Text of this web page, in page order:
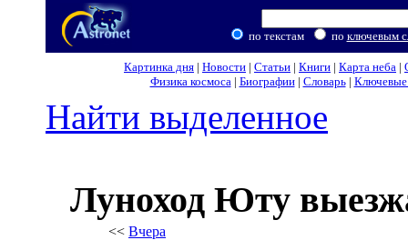
по текстам по ключевым
Картинка дня | Новости | Статьи | Книги | Карта неба |
Физика космоса| Биографии| Словарь| Ключевые
Найти выделенное
Луноход Юту
<< Вчера